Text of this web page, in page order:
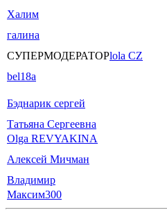
Халим
галина
СУПЕРМОДЕРАТОРlola CZ
bel18a
Бэднарик сергей
Татьяна Сергеевна
Olga REVYAKINA
Алексей Мичман
Владимир
Максим300